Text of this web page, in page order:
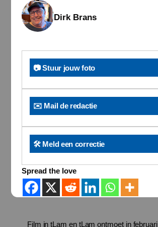
Dirk Brans
📷 Stuur jouw foto
✉️ Mail de redactie
🛠️ Meld een correctie
Spread the love
Film in tLam en tLam ontmoet in februari